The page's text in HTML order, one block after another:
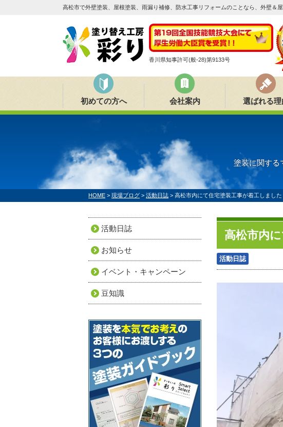
高松市で外壁塗装、屋根塗装、雨漏り補修、防水工事リフォームのことなら、外壁＆
香川県知事許可(般-28)第9133号
初めての方へ 会社案内 選ばれる理
塗装に関する
HOME > 現場ブログ > 活動日誌 > 高松市内にて住宅塗装工事が着工しまし
高松市内
活動日誌
活動日誌
お知らせ
イベント・キャンペーン
豆知識